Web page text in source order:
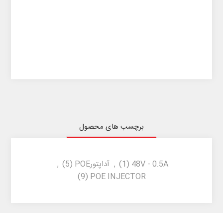
برچسب های محصول
48V - 0.5A
(1)
, آداپتورPOE (5)
,
POE INJECTOR
(9)